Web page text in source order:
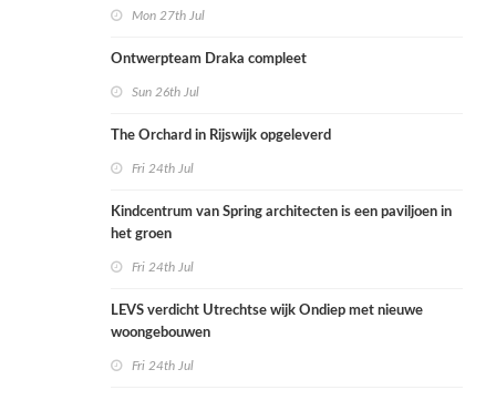
Mon 27th Jul
Ontwerpteam Draka compleet
Sun 26th Jul
The Orchard in Rijswijk opgeleverd
Fri 24th Jul
Kindcentrum van Spring architecten is een paviljoen in
het groen
Fri 24th Jul
LEVS verdicht Utrechtse wijk Ondiep met nieuwe
woongebouwen
Fri 24th Jul